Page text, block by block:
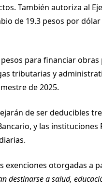
También autoriza al
de 19.3 pesos por
para financiar obras
tributarias y
de 2025.
de ser deducibles
y las instituciones
exenciones otorgadas a
destinarse a salud,